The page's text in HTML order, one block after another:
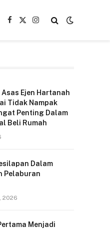
Facebook
X
Instagram
Asas Ejen Hartanah
Tidak Nampak
Penting Dalam
Beli Rumah
Dalam
Pelaburan
2026
Menjadi